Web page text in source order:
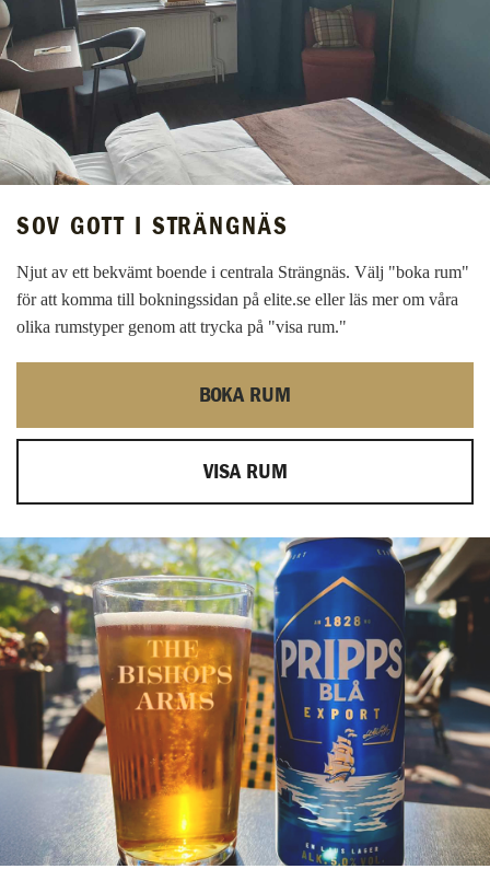
SOV GOTT I STRÄNGNÄS
Njut av ett bekvämt boende i centrala Strängnäs. Välj "boka rum"
för att komma till bokningssidan på elite.se eller läs mer om våra
olika rumstyper genom att trycka på "visa rum."
BOKA RUM
VISA RUM